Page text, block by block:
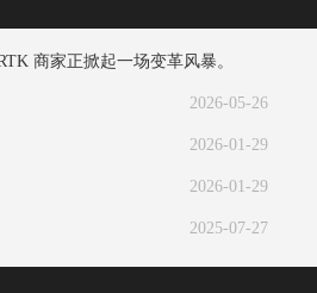
商家正掀起一场变革风暴。​
2026-05-26
2026-01-29
2026-01-29
2025-07-27